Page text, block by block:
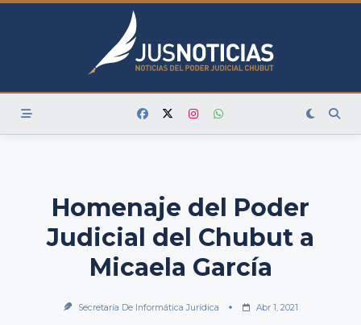
Skip
Homenaje del Poder
Judicial del Chubut a
Micaela García
Secretaría De Informática Jurídica Abr 1, 2021